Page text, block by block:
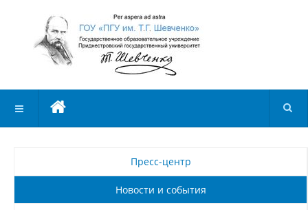
Пресс-центр
Новости и события